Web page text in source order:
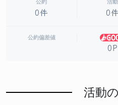
公約
0件
活動
0
公約偏差値
0P
活動